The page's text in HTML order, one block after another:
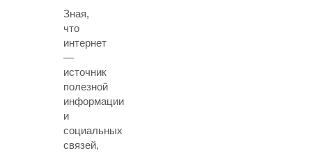
Зная,
что
интернет
—
источник
полезной
информации
и
социальных
связей,